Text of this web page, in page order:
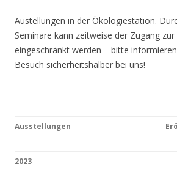
Austellungen in der Ökologiestation.
Seminare kann zeitweise der Zugang
eingeschränkt werden – bitte
Besuch sicherheitshalber bei uns!
Ausstellungen
2023